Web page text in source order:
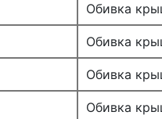
Обивка
Обивка
Обивка
Обивка